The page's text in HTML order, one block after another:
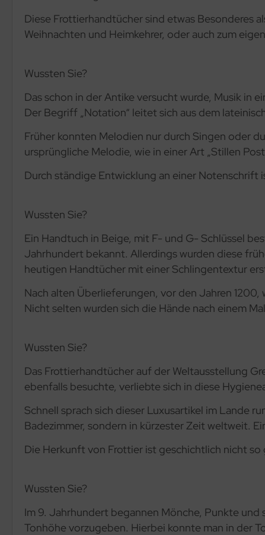
Diese Frottierhandtücher sind etwas Besonderes
Weihnachten und Heimkehrer, oder auch zum
Wussten Sie?
Das schon in der Antike versucht wurde, Musik in
Der Begriff „Notation“ leitet sich aus dem
Früher konnten Melodien nur durch Singen oder
ursprüngliche Melodie, wie in einer Art „Stillen
Durch ständige Entwicklung an einer
Wussten Sie?
Ein Handtuch in Beige, mit F- und G- Schlüssel
Jahrhundert bekannt. Allerdings wurden diese
heutigen Handtücher mit einer Schlingentextur
Nach alten Überlieferungen, vor den Jahren
Nicht selten wurden sich die Hände nach einem
Wussten Sie?
Das Frottierhandtücher auf der Weltausstellung
ebenfalls besuchte, verliebte sich in diese
Schnell sprach sich dieser Luxusartikel im Lande
Badezimmer, sondern in kürzester Zeit weltweit.
Die Herkunft von Frottier ist geschichtlich nicht
Wussten Sie?
Im 9. Jahrhundert begannen Mönche, Punkte
Tonhöhe vorzugeben. Hierbei konnte man in der